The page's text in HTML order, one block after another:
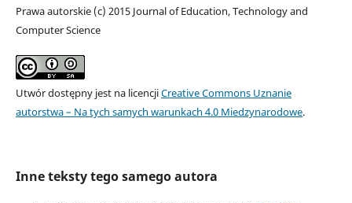
Prawa autorskie (c) 2015 Journal of Education, Technology and
Computer Science
Utwór dostępny jest na licencjiCreative Commons Uznanie
autorstwa – Na tych samych warunkach 4.0 Miedzynarodowe.
Inne teksty tego samego autora